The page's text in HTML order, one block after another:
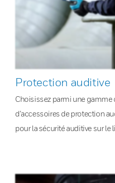
Protection auditive
Choisissez parmi une
d’accessoires de protection
pour la sécurité auditive sur le